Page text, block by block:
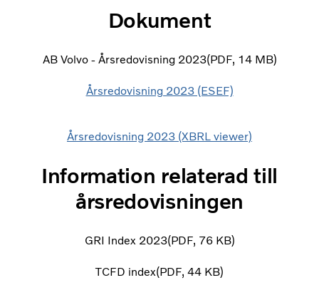
Dokument
AB Volvo - Årsredovisning 2023 PDF 14 MB
Årsredovisning 2023 (ESEF)
Årsredovisning 2023 (XBRL viewer)
Information relaterad till
årsredovisningen
GRI Index 2023 PDF 76 KB
TCFD index PDF 44 KB